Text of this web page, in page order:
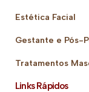
Estética Facial
Gestante e Pós-
Tratamentos
Links Rápidos